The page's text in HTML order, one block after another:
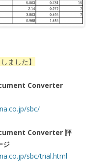
しました】
Converter
sbc/
Converter 評
ジ
sbc/trial.html